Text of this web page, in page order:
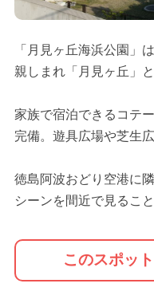
「月見ヶ丘海浜公園」
親しまれ「月見ヶ丘」
家族で宿泊できるコテ
完備。遊具広場や芝生
徳島阿波おどり空港に
シーンを間近で見るこ
このスポッ